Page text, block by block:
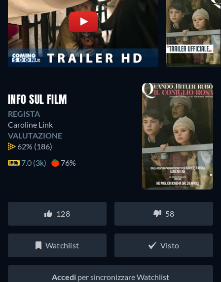
INFO SUL FILM
REGISTA
Caroline Link
VALUTAZIONE
62% (186)
7.0 (3k)
76%
128 58
Watchlist Visto
Accedi per sincronizzare Watchlist